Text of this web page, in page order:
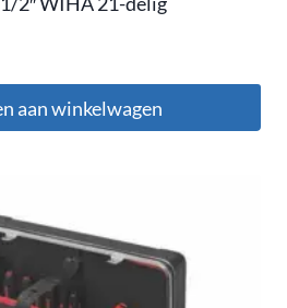
aan winkelwagen